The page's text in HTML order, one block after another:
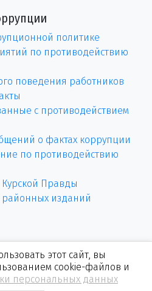
политике
по противодействию
поведения работников
с противодействием
о фактах коррупции
по противодействию
Правды
районных изданий
этот сайт, вы
cookie-файлов и
персональных данных